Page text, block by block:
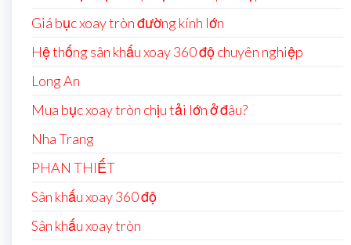
Giá bục xoay tròn đường kính lớn
Hệ thống sân khấu xoay 360 độ chuyên nghiệp
Long An
Mua bục xoay tròn chịu tải lớn ở đâu?
Nha Trang
PHAN THIẾT
Sân khấu xoay 360 độ
Sân khấu xoay tròn